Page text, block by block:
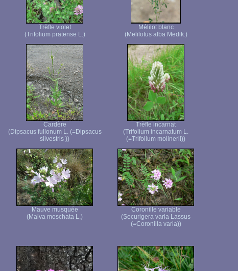
Trèfle violet
(Trifolium pratense L.)
Mélilot blanc
(Melilotus alba Medik.)
Cardère
(Dipsacus fullonum L. (=Dipsacus
silvestris ))
Trèfle incarnat
(Trifolium incarnatum L.
(=Trifolium molinerii))
Mauve musquée
(Malva moschata L.)
Coronille variable
(Securigera varia Lassus
(=Coronilla varia))